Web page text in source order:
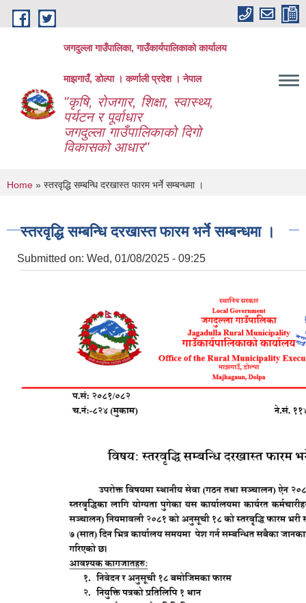
Skip to main content
जगदुल्ला गाउँपालिका, गाउँकार्यपालिकाको कार्यालय
माझगाउँ, डोल्पा । कर्णाली प्रदेश । नेपाल
"कृषि, रोजगार, शिक्षा, स्वास्थ्य,
पर्यटन र पूर्वाधार
जगदुल्ला गाउँपालिकाको दिगो
विकासको आधार"
You are here
Home » स्तरवृद्धि सम्बन्धि दरखास्त फारम भर्ने सम्बन्धमा ।
स्तरवृद्धि सम्बन्धि दरखास्त फारम भर्ने सम्बन्धमा ।
Submitted on: Wed, 01/08/2025 - 09:25